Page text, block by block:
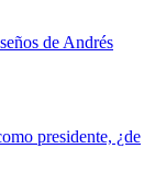
de Andrés
presidente, ¿de